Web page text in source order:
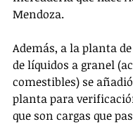
Mendoza.
Además, a la planta
de líquidos a granel
comestibles) se
planta para
que son cargas que